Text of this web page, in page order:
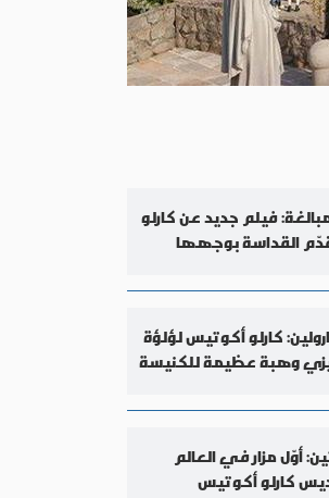
فيلم جديد عن كارلو
القداسة بوجهها
كارلو أكوتيس لؤلؤة
وهبة عظيمة للكنيسة
أوّل مزار في العالم
كارلو أكوتيس